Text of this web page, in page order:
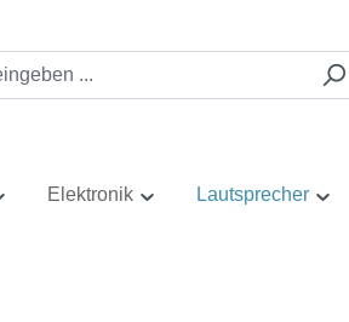
Elektronik Lautsprecher